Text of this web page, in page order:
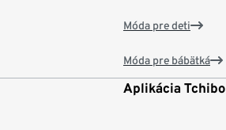
Móda pre deti
Móda pre bábätká
Aplikácia Tchibo